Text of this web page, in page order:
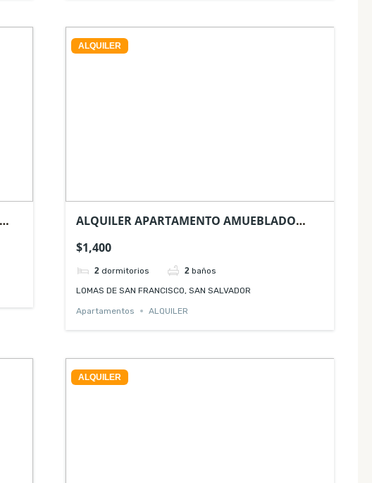
ALQUILER
ALQUILER APARTAMENTO AMUEBLADO
$1,400
2 dormitorios 2 baños
LOMAS DE SAN FRANCISCO, SAN SALVADOR
Apartamentos ALQUILER
ALQUILER